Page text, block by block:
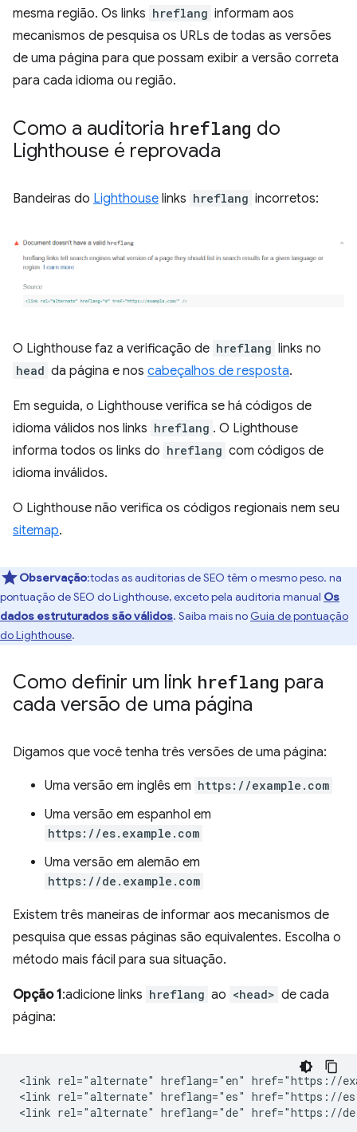
mesma região. Os links hreflang informam aos
mecanismos de pesquisa os URLs de todas as versões
de uma página para que possam exibir a versão correta
para cada idioma ou região.
Como a auditoria hreflang do
Lighthouse é reprovada
Bandeiras do Lighthouse links hreflang incorretos:
O Lighthouse faz a verificação de hreflang links no
head da página e nos cabeçalhos de resposta.
Em seguida, o Lighthouse verifica se há códigos de
idioma válidos nos links hreflang . O Lighthouse
informa todos os links do hreflang com códigos de
idioma inválidos.
O Lighthouse não verifica os códigos regionais nem seu
sitemap.
Observação:todas as auditorias de SEO têm o mesmo peso. na
pontuação de SEO do Lighthouse, exceto pela auditoria manual Os
dados estruturados são válidos. Saiba mais no Guia de pontuação
do Lighthouse.
Como definir um link hreflang para
cada versão de uma página
Digamos que você tenha três versões de uma página:
Uma versão em inglês em https://example.com
Uma versão em espanhol em
https://es.example.com
Uma versão em alemão em
https://de.example.com
Existem três maneiras de informar aos mecanismos de
pesquisa que essas páginas são equivalentes. Escolha o
método mais fácil para sua situação.
Opção 1:adicione links hreflang ao <head> de cada
página:
<link rel="alternate" hreflang="en" href="https://
<link rel="alternate" hreflang="es" href="https://